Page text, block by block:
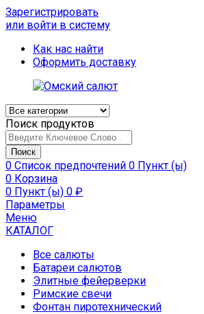
Зарегистрировать
или войти в систему
Как нас найти
Оформить доставку
Поиск продуктов
Поиск
0 Список предпочтений 0 Пункт (ы)
0 Корзина
0 Пункт (ы) 0 ₽
Параметры
Меню
КАТАЛОГ
Все салюты
Батареи салютов
Элитные фейерверки
Римские свечи
Фонтан пиротехнический